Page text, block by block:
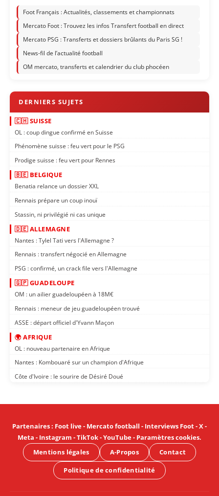
Foot Français : Actualités, classements et championnats
Mercato Foot : Trouvez les infos Transfert football en direct
Mercato PSG : Transferts et dossiers brûlants du Paris SG !
News-fil de l’actualité football
OM mercato, transferts et calendrier du club phocéen
🇨🇭 SUISSE
OL : coup dingue confirmé en Suisse
Phénomène suisse : feu vert pour le PSG
Prodige suisse : feu vert pour Rennes
🇧🇪 BELGIQUE
Benatia relance un dossier XXL
Rennais prépare un coup inouï
Stassin, ni privilégié ni cas unique
🇩🇪 ALLEMAGNE
Nantes : Tylel Tati vers l'Allemagne ?
Rennais : transfert négocié en Allemagne
PSG : confirmé, un crack file vers l'Allemagne
🇬🇵 GUADELOUPE
OM : un ailier guadeloupéen à 18M€
Rennais : meneur de jeu guadeloupéen trouvé
ASSE : départ officiel d'Yvann Maçon
🌍 AFRIQUE
OL : nouveau partenaire en Afrique
Nantes : Kombouaré sur un champion d'Afrique
Côte d'Ivoire : le sourire de Désiré Doué
Partenaires: Foot live- Mercato football - Interviews Foot-X-
Meta - Instagram -TikTok-YouTube- Paramètres cookies.
Mentions légales
A-Propos Contact
Politique de confidentialité